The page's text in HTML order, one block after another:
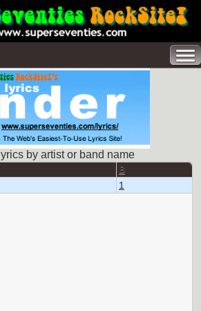
by artist or band name
B
1